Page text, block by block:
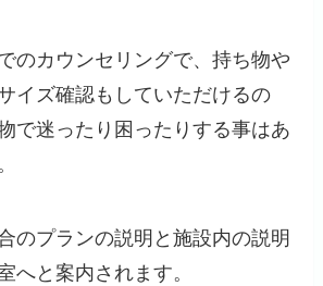
のカウンセリングで、持ち物や
イズ確認もしていただけるの
で迷ったり困ったりする事はあ
のプランの説明と施設内の説明
へと案内されます。